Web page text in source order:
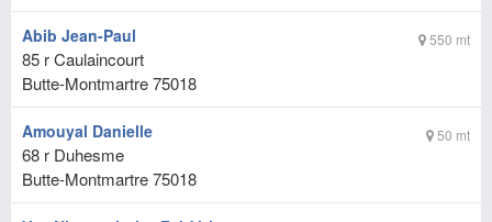
550 mt
Abib Jean-Paul
85 r Caulaincourt
Butte-Montmartre75018
50 mt
Amouyal Danielle
68 r Duhesme
Butte-Montmartre75018